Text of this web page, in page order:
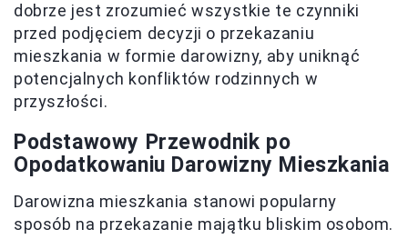
dobrze jest zrozumieć wszystkie te czynniki
przed podjęciem decyzji o przekazaniu
mieszkania w formie darowizny, aby uniknąć
potencjalnych konfliktów rodzinnych w
przyszłości.
Podstawowy Przewodnik po
Opodatkowaniu Darowizny Mieszkania
Darowizna mieszkania stanowi popularny
sposób na przekazanie majątku bliskim osobom.